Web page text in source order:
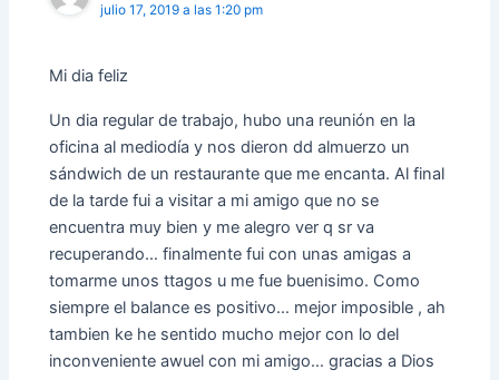
julio 17, 2019 a las 1:20 pm
Mi dia feliz
Un dia regular de trabajo, hubo una reunión en la
oficina al mediodía y nos dieron dd almuerzo un
sándwich de un restaurante que me encanta. Al final
de la tarde fui a visitar a mi amigo que no se
encuentra muy bien y me alegro ver q sr va
recuperando… finalmente fui con unas amigas a
tomarme unos ttagos u me fue buenisimo. Como
siempre el balance es positivo… mejor imposible , ah
tambien ke he sentido mucho mejor con lo del
inconveniente awuel con mi amigo… gracias a Dios